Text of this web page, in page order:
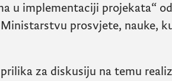
u implementaciji projekata“
prosvjete, nauke,
za diskusiju na temu